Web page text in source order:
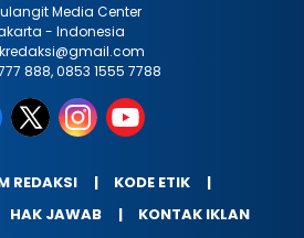
Media Center
- Indonesia
888, 0853 1555 7788
REDAKSI
KODE ETIK
HAK JAWAB KONTAK IKLAN